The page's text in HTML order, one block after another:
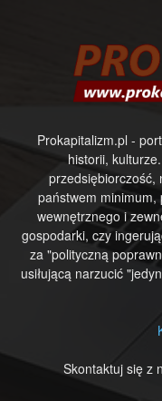
Prokapitalizm.pl -
historii,
przedsiębiorczość,
państwem minimum,
wewnętrznego i
gospodarki, czy
za "polityczną
usiłującą narzucić
Skontaktuj się z